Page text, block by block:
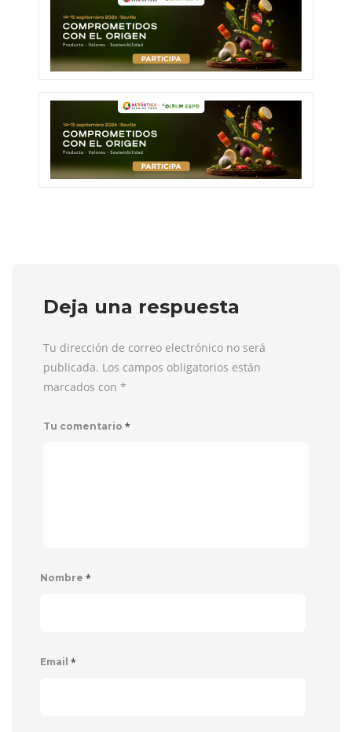
Deja una respuesta
Tu dirección de correo electrónico no será
publicada. Los campos obligatorios están
marcados con *
Tu comentario *
Nombre *
Email *